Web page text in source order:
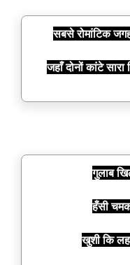
सबसे रोमांटिक
जहाँ दोनों कांटे
गुलाब
हँसी
खुशी कि